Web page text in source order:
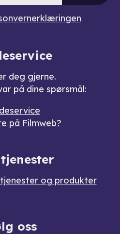
deg gjerne.
på dine spørsmål:
på Filmweb?
tjenester og produkter
oss